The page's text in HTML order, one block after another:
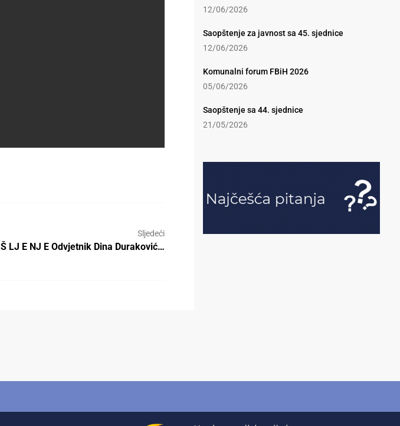
Sljedeći
LJ E NJ E Odvjetnik Dina Duraković…
12/06/2026
Saopštenje za javnost sa 45. sjednice
12/06/2026
Komunalni forum FBiH 2026
05/06/2026
Saopštenje sa 44. sjednice
21/05/2026